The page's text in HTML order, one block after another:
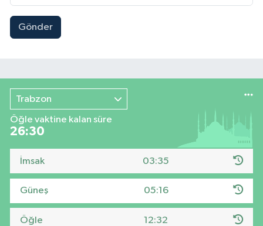
Gönder
Trabzon
Öğle vaktine kalan süre
26:30
İmsak 03:35
Güneş 05:16
Öğle 12:32